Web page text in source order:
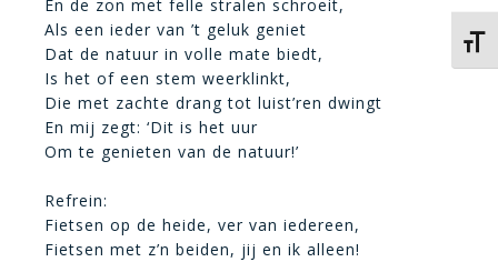
En de zon met felle stralen schroeit,
Als een ieder van ’t geluk geniet
Dat de natuur in volle mate biedt,
Is het of een stem weerklinkt,
Die met zachte drang tot luist’ren dwingt
En mij zegt: ‘Dit is het uur
Om te genieten van de natuur!’
Refrein:
Fietsen op de heide, ver van iedereen,
Fietsen met z’n beiden, jij en ik alleen!